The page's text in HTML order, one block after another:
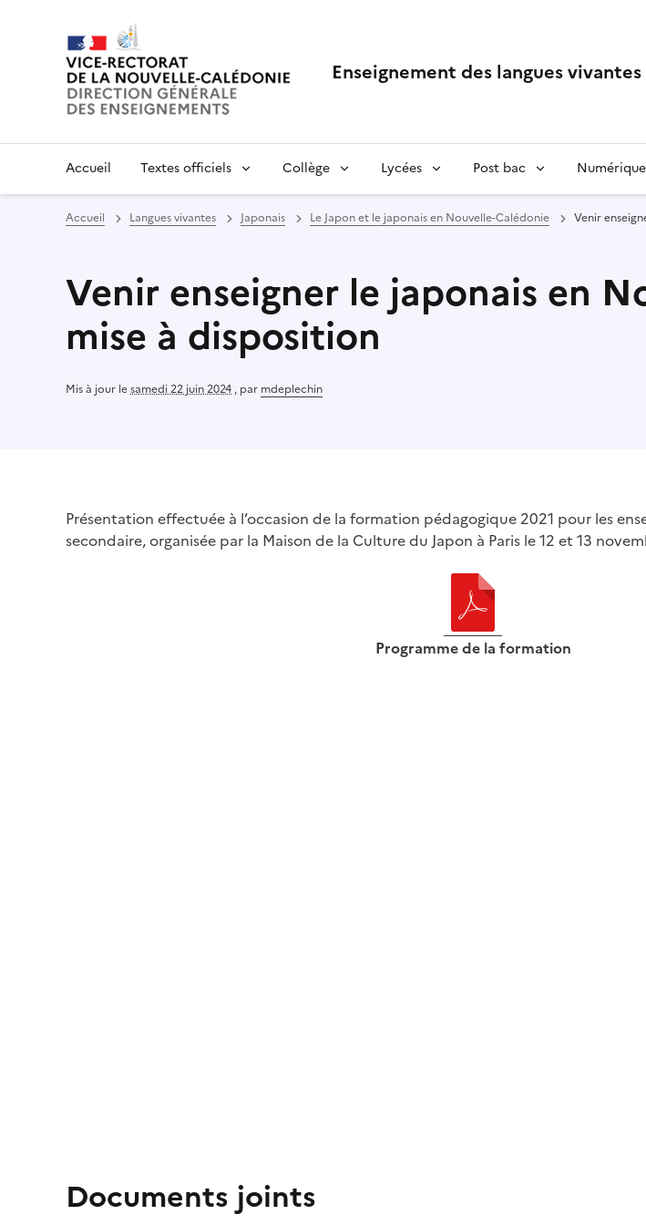
Enseignement des langues vivantes
Accueil Textes officiels Collège Lycées Post bac Numérique
Accueil Langues vivantes Japonais Le Japon et le japonais en Nouvelle-Calédonie Venir
Venir enseigner le japonais en
mise à disposition
Mis à jour lesamedi 22 juin 2024 , par mdeplechin
Présentation effectuée à l’occasion de la formation pédagogique 2021 pour les
secondaire, organisée par la Maison de la Culture du Japon à Paris le 12 et 13
Programme de la formation
Documents joints